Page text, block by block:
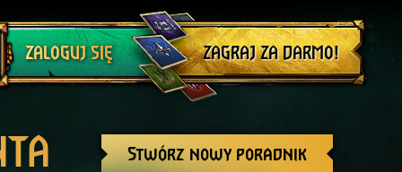
ZALOGUJ SIĘ
Wyloguj się
ZAGRAJ ZA DARMO!
Stwórz nowy poradnik